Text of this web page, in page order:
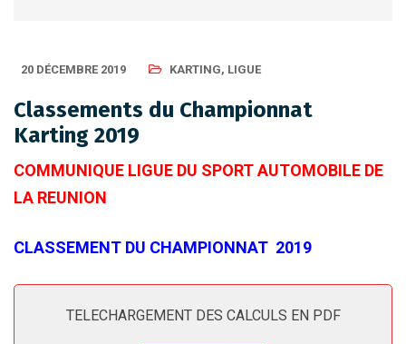
20 DÉCEMBRE 2019 KARTING, LIGUE
Classements du Championnat
Karting 2019
COMMUNIQUE LIGUE DU SPORT AUTOMOBILE DE
LA REUNION
CLASSEMENT DU CHAMPIONNAT 2019
TELECHARGEMENT DES CALCULS EN PDF